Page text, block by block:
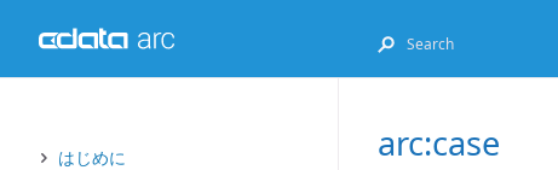
はじめに
arc:case